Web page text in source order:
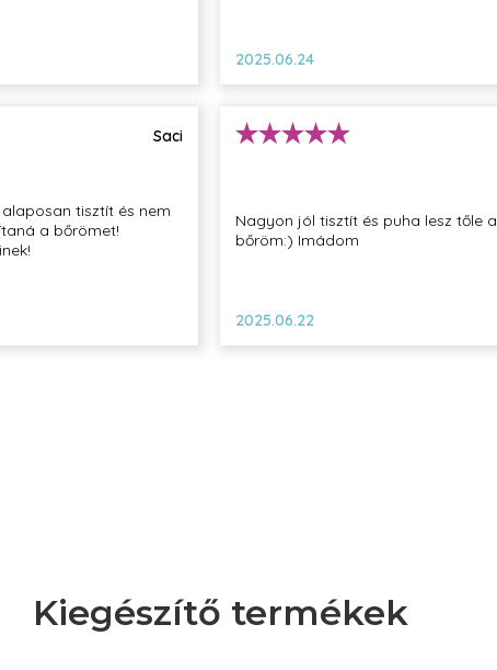
2025.06.24
Saci
tisztít és nem
a bőrömet!
Nagyon jól tisztít és puha lesz tőle a
bőröm:) Imádom
2025.06.22
Kiegészítő termékek